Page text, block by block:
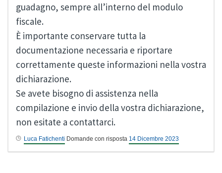
guadagno, sempre all’interno del modulo
fiscale.
È importante conservare tutta la
documentazione necessaria e riportare
correttamente queste informazioni nella vostra
dichiarazione.
Se avete bisogno di assistenza nella
compilazione e invio della vostra dichiarazione,
non esitate a contattarci.
Luca Fatichenti Domande con risposta 14 Dicembre 2023